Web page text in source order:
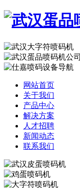
网站首页
关于我们
产品中心
解决方案
人才招聘
新闻动态
联系我们